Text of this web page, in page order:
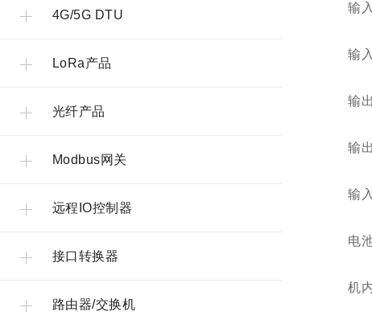
4G/5G DTU
LoRa产品
光纤产品
Modbus网关
远程IO控制器
接口转换器
路由器/交换机
输
输
输
输
输
电
机